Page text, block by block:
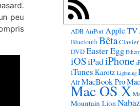
peu
ADB AirPort Apple TV
BluetoothBêtaClavier
DVDEaster Egg
iOSiPadiPhone
iTunes Karotz Lightning
AirMacBook Pro
Mac OS X
Mountain Lion